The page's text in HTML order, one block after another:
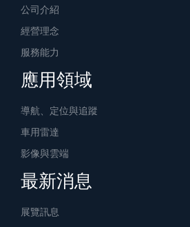
公司介紹
經營理念
服務能力
應用領域
導航、定位與追蹤
車用雷達
影像與雲端
最新消息
展覽訊息